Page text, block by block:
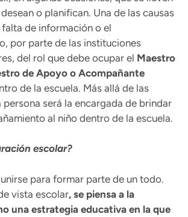
o planifican. Una de las causas
de información o el
por parte de las instituciones
del rol que debe ocupar el Maestro
de Apoyo o Acompañante
de la escuela. Más allá de las
será la encargada de brindar
al niño dentro de la escuela.
escolar?
para formar parte de un todo.
vista escolar, se piensa a la
una estrategia educativa en la que